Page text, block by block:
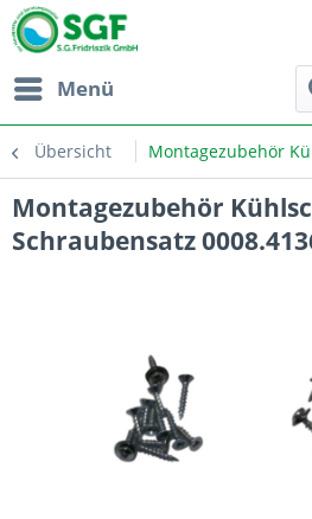
Menü
Übersicht Montagezubehör
Montagezubehör
Schraubensatz